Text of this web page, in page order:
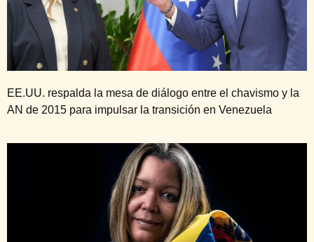
EE.UU. respalda la mesa de diálogo entre el chavismo y la
AN de 2015 para impulsar la transición en Venezuela